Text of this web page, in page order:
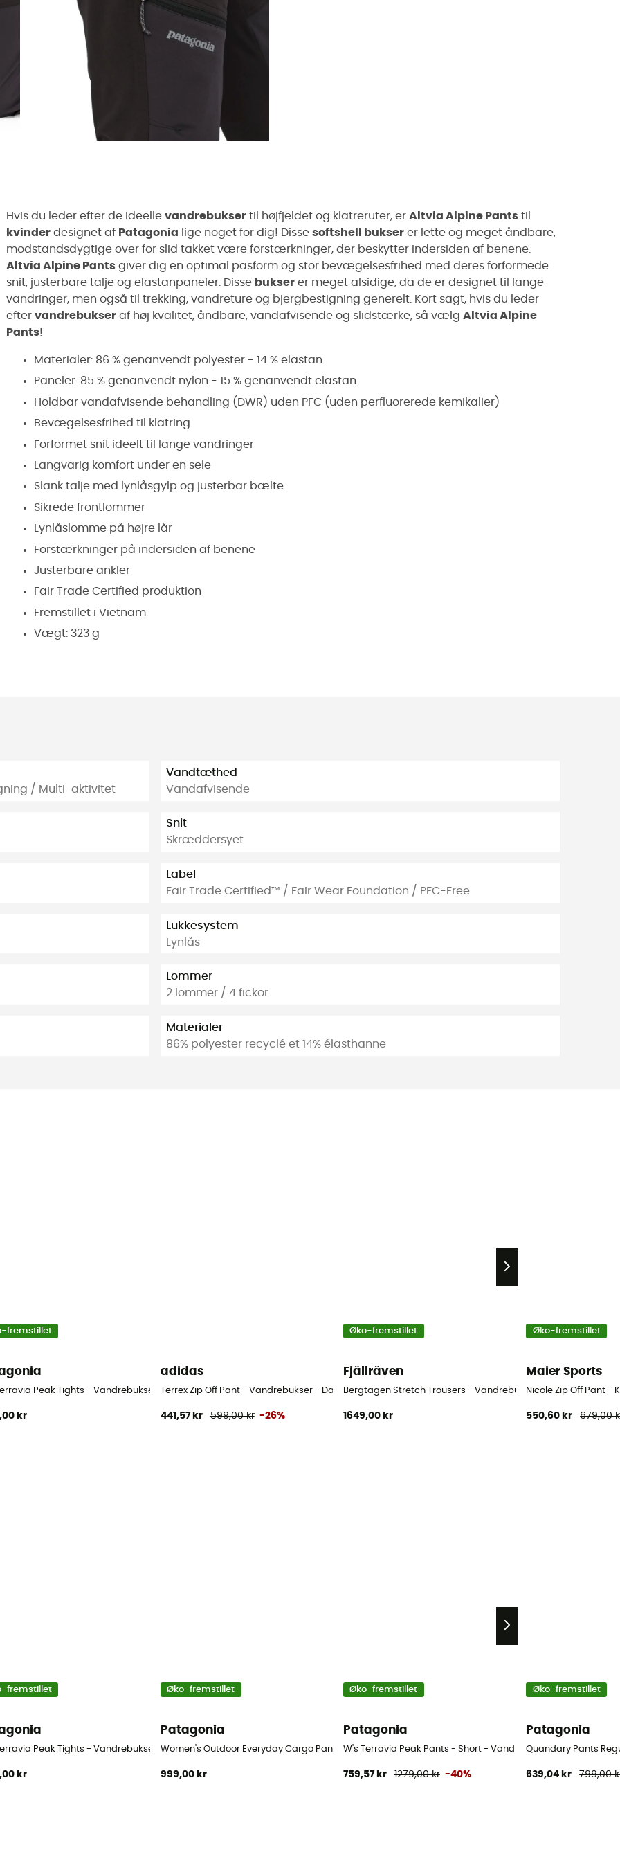
Hvis du leder efter de ideelle vandrebukser til højfjeldet og klatreruter, er Altvia Alpine Pants til
kvinder designet af Patagonia lige noget for dig! Disse softshell bukser er lette og meget åndbare,
modstandsdygtige over for slid takket være forstærkninger, der beskytter indersiden af benene.
Altvia Alpine Pants giver dig en optimal pasform og stor bevægelsesfrihed med deres forformede
snit, justerbare talje og elastanpaneler. Disse bukser er meget alsidige, da de er designet til lange
vandringer, men også til trekking, vandreture og bjergbestigning generelt. Kort sagt, hvis du leder
efter vandrebukser af høj kvalitet, åndbare, vandafvisende og slidstærke, så vælg Altvia Alpine
Pants!
Materialer: 86 % genanvendt polyester - 14 % elastan
Paneler: 85 % genanvendt nylon - 15 % genanvendt elastan
Holdbar vandafvisende behandling (DWR) uden PFC (uden perfluorerede kemikalier)
Bevægelsesfrihed til klatring
Forformet snit ideelt til lange vandringer
Langvarig komfort under en sele
Slank talje med lynlåsgylp og justerbar bælte
Sikrede frontlommer
Lynlåslomme på højre lår
Forstærkninger på indersiden af benene
Justerbare ankler
Fair Trade Certified produktion
Fremstillet i Vietnam
Vægt: 323 g
/ Multi-aktivitet
Vandtæthed
Vandafvisende
Snit
Skræddersyet
Label
Fair Trade Certified™ / Fair Wear Foundation / PFC-Free
Lukkesystem
Lynlås
Lommer
2 lommer / 4 fickor
Materialer
86% polyester recyclé et 14% élasthanne
- Damer
fremstillet
Peak Tights - Vandrebukser - Damer
kr
adidas
Terrex Zip Off Pant - Vandrebukser - Damer
441,57 kr 599,00 kr -26%
Øko-fremstillet
Fjällräven
Bergtagen Stretch Trousers - Vandrebukser - Damer
1649,00 kr
Øko-fremstillet
Maier Sports
Nicole Zip Off Pant -
550,60 kr 679,00
fremstillet
Peak Tights - Vandrebukser - Damer
kr
Øko-fremstillet
Patagonia
Women's Outdoor Everyday Cargo Pants - Vandrebukser - Damer
999,00 kr
Øko-fremstillet
Patagonia
W's Terravia Peak Pants - Short - Vandrebukser - Damer
759,57 kr 1279,00 kr -40%
Øko-fremstillet
Patagonia
Quandary Pants
639,04 kr 799,00